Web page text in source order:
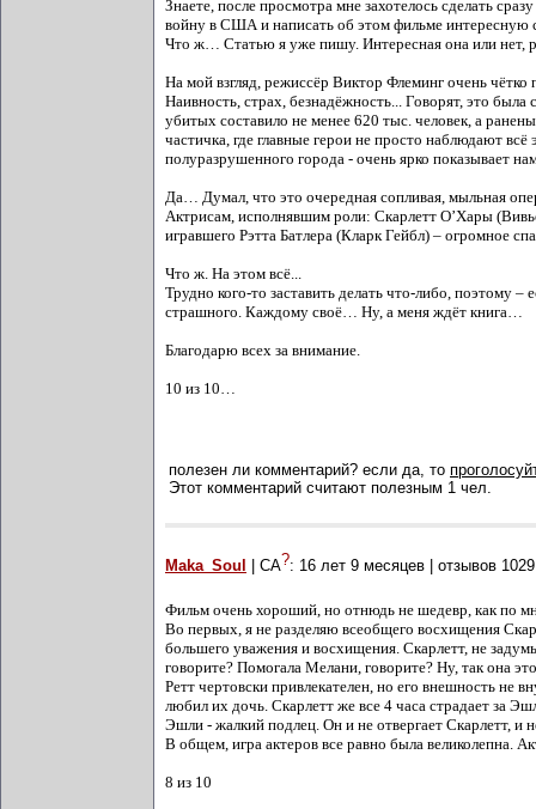
Знаете, после просмотра мне захотелось сделать
войну в США и написать об этом фильме интересную
Что ж… Статью я уже пишу. Интересная она или
На мой взгляд, режиссёр Виктор Флеминг очень
Наивность, страх, безнадёжность... Говорят, это
убитых составило не менее 620 тыс. человек, а
частичка, где главные герои не просто наблюдают
полуразрушенного города - очень ярко показывает
Да… Думал, что это очередная сопливая, мыльная
Актрисам, исполнявшим роли: Скарлетт О’Хары
игравшего Рэтта Батлера (Кларк Гейбл) – огромное
Что ж. На этом всё...
Трудно кого-то заставить делать что-либо, поэтому
страшного. Каждому своё… Ну, а меня ждёт книга…
Благодарю всех за внимание.
10 из 10…
полезен ли комментарий? если да, то
Этот комментарий считают полезным 1 чел.
Maka_Soul | СА?: 16 лет 9 месяцев | отзывов 1029
Фильм очень хороший, но отнюдь не шедевр, как по
Во первых, я не разделяю всеобщего восхищения
большего уважения и восхищения. Скарлетт, не
говорите? Помогала Мелани, говорите? Ну, так она
Ретт чертовски привлекателен, но его внешность не
любил их дочь. Скарлетт же все 4 часа страдает за
Эшли - жалкий подлец. Он и не отвергает Скарлетт, и
В общем, игра актеров все равно была великолепна.
8 из 10